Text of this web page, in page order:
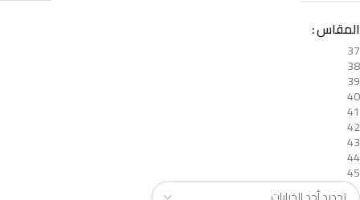
المقاس
37
38
39
40
41
42
43
44
45